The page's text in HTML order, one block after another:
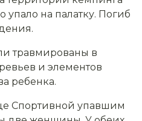
на палатку. Погиб
травмированы в
и элементов
ребенка.
Спортивной упавшим